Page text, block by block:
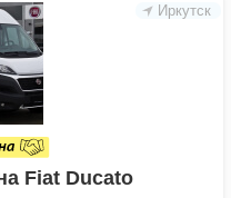
Иркутск
Fiat Ducato